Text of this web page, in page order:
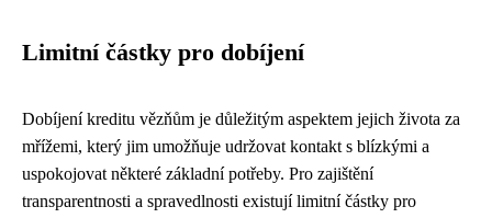
Limitní částky pro dobíjení
Dobíjení kreditu vězňům je důležitým aspektem jejich života za
mřížemi, který jim umožňuje udržovat kontakt s blízkými a
uspokojovat některé základní potřeby. Pro zajištění
transparentnosti a spravedlnosti existují limitní částky pro